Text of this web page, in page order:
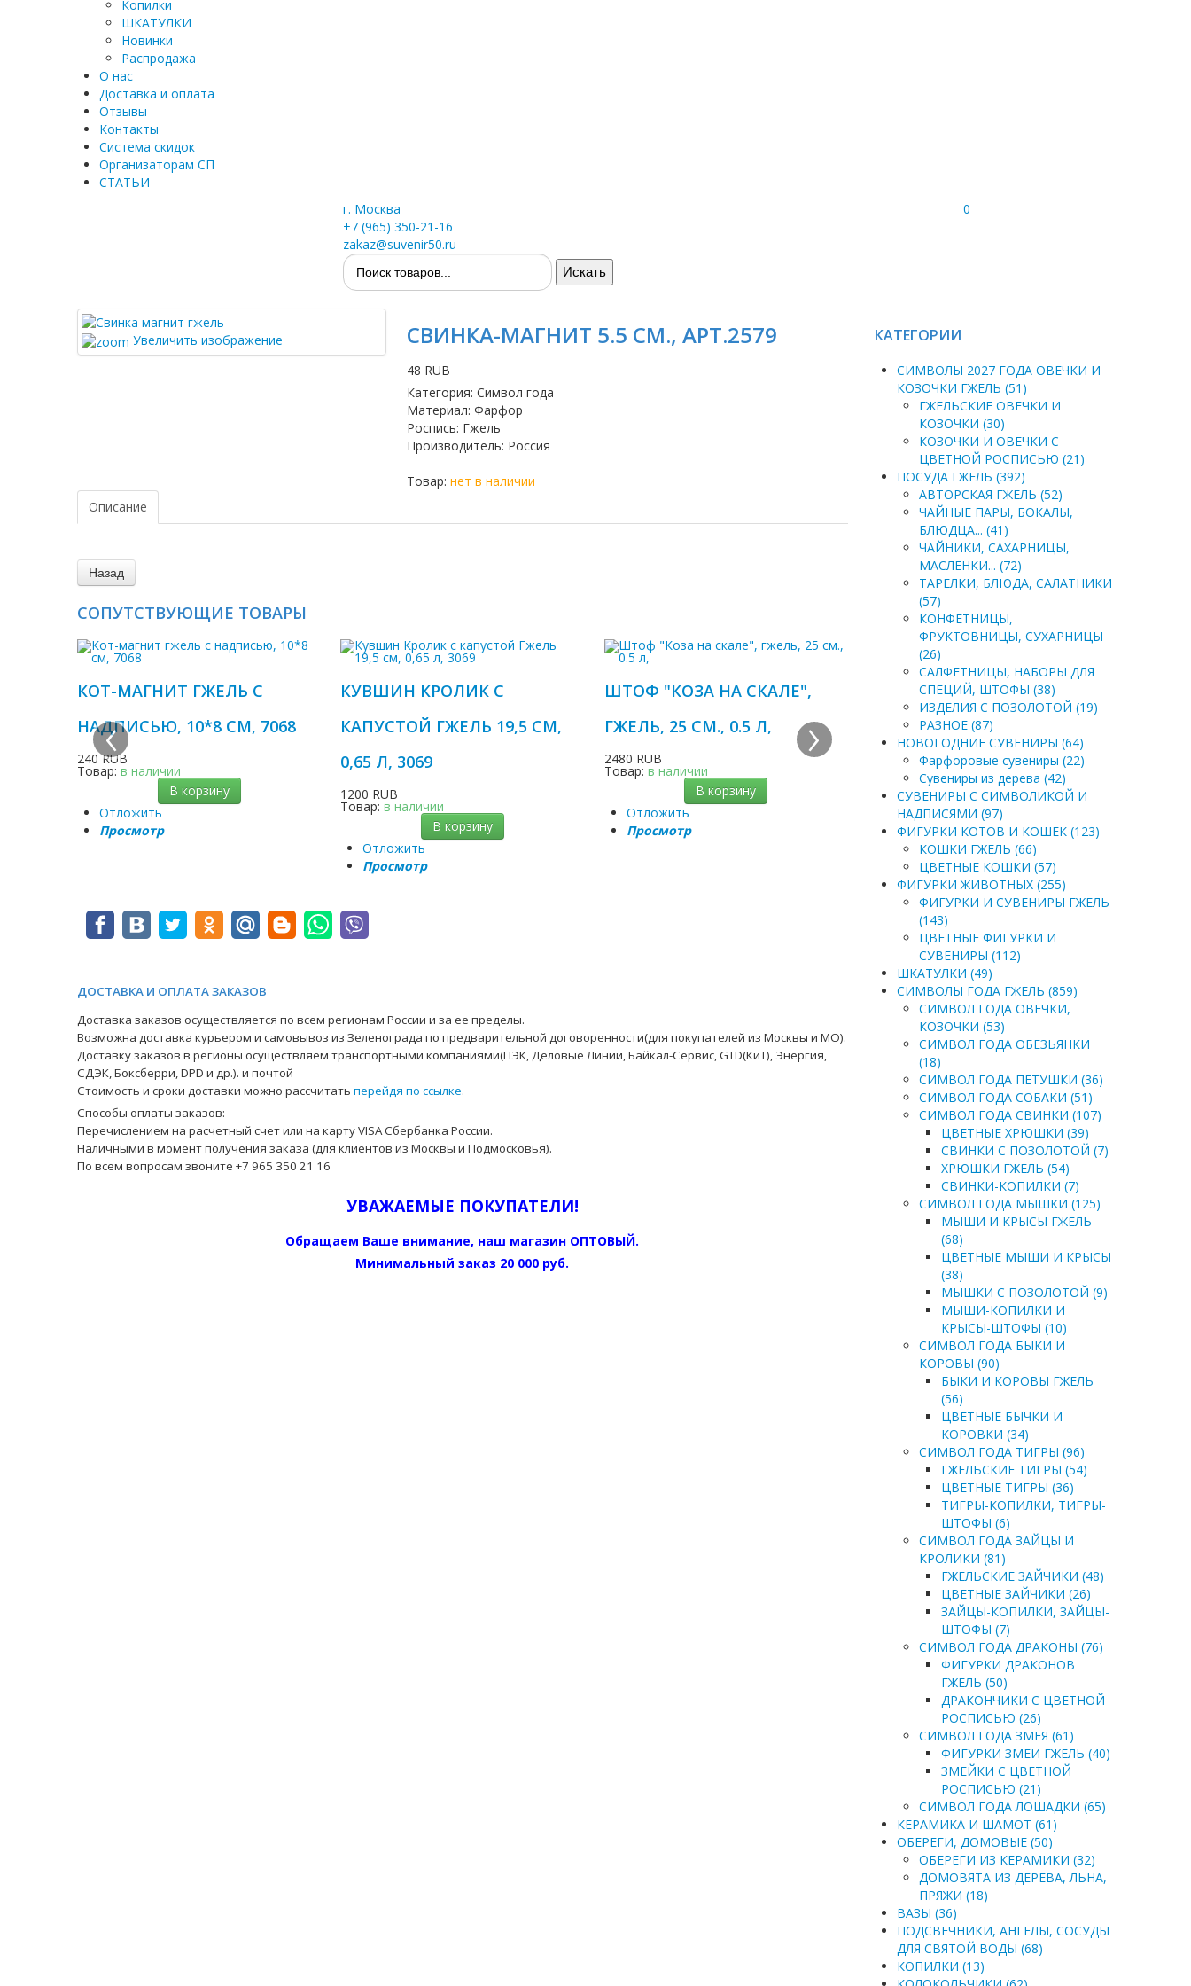
Копилки
ШКАТУЛКИ
Новинки
Распродажа
О нас
Доставка и оплата
Отзывы
Контакты
Система скидок
Организаторам СП
СТАТЬИ
г. Москва
+7 (965) 350-21-16
zakaz@suvenir50.ru
0
Увеличить изображение СВИНКА-МАГНИТ 5.5 СМ., АРТ.2579
48 RUB
Категория: Символ года
Материал: Фарфор
Роспись: Гжель
Производитель: Россия
Товар: нет в наличии
Описание
СОПУТСТВУЮЩИЕ ТОВАРЫ
КОТ-МАГНИТ ГЖЕЛЬ С
НАДПИСЬЮ, 10*8 СМ, 7068
240 RUB
Товар: в наличии
В корзину
Отложить
Просмотр
КУВШИН КРОЛИК С
КАПУСТОЙ ГЖЕЛЬ 19,5 СМ,
0,65 Л, 3069
1200 RUB
Товар:в наличии
В корзину
Отложить
Просмотр
ШТОФ "КОЗА НА СКАЛЕ",
ГЖЕЛЬ, 25 СМ., 0.5 Л,
2480 RUB
Товар: в наличии
В корзину
Отложить
Просмотр
‹ ›
ДОСТАВКА И ОПЛАТА ЗАКАЗОВ
Доставка заказов осуществляется по всем регионам России и за ее пределы.
Возможна доставка курьером и самовывоз из Зеленограда по предварительной договоренности(для покупателей из Москвы и МО).
Доставку заказов в регионы осуществляем транспортными компаниями(ПЭК, Деловые Линии, Байкал-Сервис, GTD(КиТ), Энергия,
СДЭК, Боксберри, DPD и др.). и почтой
Стоимость и сроки доставки можно рассчитать перейдя по ссылке.
Способы оплаты заказов:
Перечислением на расчетный счет или на карту VISA Сбербанка России.
Наличными в момент получения заказа (для клиентов из Москвы и Подмосковья).
По всем вопросам звоните +7 965 350 21 16
УВАЖАЕМЫЕ ПОКУПАТЕЛИ!
Обращаем Ваше внимание, наш магазин ОПТОВЫЙ.
Минимальный заказ 20 000 руб.
КАТЕГОРИИ
СИМВОЛЫ 2027 ГОДА ОВЕЧКИ И
КОЗОЧКИ ГЖЕЛЬ (51)
ГЖЕЛЬСКИЕ ОВЕЧКИ И
КОЗОЧКИ (30)
КОЗОЧКИ И ОВЕЧКИ С
ЦВЕТНОЙ РОСПИСЬЮ (21)
ПОСУДА ГЖЕЛЬ (392)
АВТОРСКАЯ ГЖЕЛЬ (52)
ЧАЙНЫЕ ПАРЫ, БОКАЛЫ,
БЛЮДЦА... (41)
ЧАЙНИКИ, САХАРНИЦЫ,
МАСЛЕНКИ... (72)
ТАРЕЛКИ, БЛЮДА, САЛАТНИКИ
(57)
КОНФЕТНИЦЫ,
ФРУКТОВНИЦЫ, СУХАРНИЦЫ
(26)
САЛФЕТНИЦЫ, НАБОРЫ ДЛЯ
СПЕЦИЙ, ШТОФЫ (38)
ИЗДЕЛИЯ С ПОЗОЛОТОЙ (19)
РАЗНОЕ (87)
НОВОГОДНИЕ СУВЕНИРЫ (64)
Фарфоровые сувениры (22)
Сувениры из дерева (42)
СУВЕНИРЫ С СИМВОЛИКОЙ И
НАДПИСЯМИ (97)
ФИГУРКИ КОТОВ И КОШЕК (123)
КОШКИ ГЖЕЛЬ (66)
ЦВЕТНЫЕ КОШКИ (57)
ФИГУРКИ ЖИВОТНЫХ (255)
ФИГУРКИ И СУВЕНИРЫ ГЖЕЛЬ
(143)
ЦВЕТНЫЕ ФИГУРКИ И
СУВЕНИРЫ (112)
ШКАТУЛКИ (49)
СИМВОЛЫ ГОДА ГЖЕЛЬ (859)
СИМВОЛ ГОДА ОВЕЧКИ,
КОЗОЧКИ (53)
СИМВОЛ ГОДА ОБЕЗЬЯНКИ
(18)
СИМВОЛ ГОДА ПЕТУШКИ (36)
СИМВОЛ ГОДА СОБАКИ (51)
СИМВОЛ ГОДА СВИНКИ (107)
ЦВЕТНЫЕ ХРЮШКИ (39)
СВИНКИ С ПОЗОЛОТОЙ (7)
ХРЮШКИ ГЖЕЛЬ (54)
СВИНКИ-КОПИЛКИ (7)
СИМВОЛ ГОДА МЫШКИ (125)
МЫШИ И КРЫСЫ ГЖЕЛЬ
(68)
ЦВЕТНЫЕ МЫШИ И КРЫСЫ
(38)
МЫШКИ С ПОЗОЛОТОЙ (9)
МЫШИ-КОПИЛКИ И
КРЫСЫ-ШТОФЫ (10)
СИМВОЛ ГОДА БЫКИ И
КОРОВЫ (90)
БЫКИ И КОРОВЫ ГЖЕЛЬ
(56)
ЦВЕТНЫЕ БЫЧКИ И
КОРОВКИ (34)
СИМВОЛ ГОДА ТИГРЫ (96)
ГЖЕЛЬСКИЕ ТИГРЫ (54)
ЦВЕТНЫЕ ТИГРЫ (36)
ТИГРЫ-КОПИЛКИ, ТИГРЫ-
ШТОФЫ (6)
СИМВОЛ ГОДА ЗАЙЦЫ И
КРОЛИКИ (81)
ГЖЕЛЬСКИЕ ЗАЙЧИКИ (48)
ЦВЕТНЫЕ ЗАЙЧИКИ (26)
ЗАЙЦЫ-КОПИЛКИ, ЗАЙЦЫ-
ШТОФЫ (7)
СИМВОЛ ГОДА ДРАКОНЫ (76)
ФИГУРКИ ДРАКОНОВ
ГЖЕЛЬ (50)
ДРАКОНЧИКИ С ЦВЕТНОЙ
РОСПИСЬЮ (26)
СИМВОЛ ГОДА ЗМЕЯ (61)
ФИГУРКИ ЗМЕИ ГЖЕЛЬ (40)
ЗМЕЙКИ С ЦВЕТНОЙ
РОСПИСЬЮ (21)
СИМВОЛ ГОДА ЛОШАДКИ (65)
КЕРАМИКА И ШАМОТ (61)
ОБЕРЕГИ, ДОМОВЫЕ (50)
ОБЕРЕГИ ИЗ КЕРАМИКИ (32)
ДОМОВЯТА ИЗ ДЕРЕВА, ЛЬНА,
ПРЯЖИ (18)
ВАЗЫ (36)
ПОДСВЕЧНИКИ, АНГЕЛЫ, СОСУДЫ
ДЛЯ СВЯТОЙ ВОДЫ (68)
КОПИЛКИ (13)